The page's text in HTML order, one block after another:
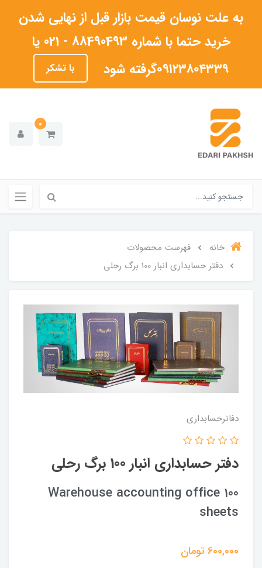
به علت نوسان قیمت بازار قبل از نهایی شدن
خرید حتما با شماره 88490493 - 021 یا
۰۹۱۲۳۸۰۴۳۳۹گرفته شود
با تشکر
0
خانه
فهرست محصولات
دفتر حسابداری انبار 100 برگ رحلی
دفاترحسابداری
دفتر حسابداری انبار 100 برگ رحلی
Warehouse accounting office 100
sheets
600,000تومان